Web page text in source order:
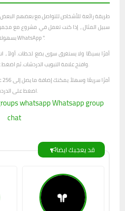
سبيل المثال ، إذا كنت تعمل في مشروع مع
بسهولة مع كل فرد في المجموعة باستخدام WhatsApp ".
WhatsApp وافتح علامة التبويب الدردشات. ثم اضغط على أيقونة دردشة جديدة.
الكروب. لإنشاء قروب WhatsApp: اضغط على الدردشات.
whatsappWhatsapp group
chat
قد يعجبك ايضا